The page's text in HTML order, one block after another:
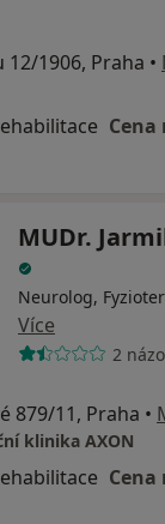
1906, Praha •
MUDr.
Neurolog,
Více
2
879/11, Praha •
klinika AXON